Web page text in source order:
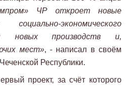
ЧР откроет новые
экономического
новых производств и,
мест», - написал в своём
Республики.
проект, за счёт которого